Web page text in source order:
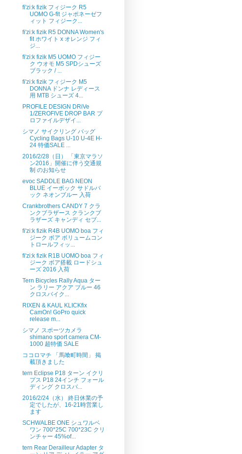
fi'zi:k fizik フィジーク R5
UOMO G-fit ジャポネーゼフ
ィット フィジーク...
fi'zi:k fizik R5 DONNA Women's
fit ホワイト x オレンジ フィ
ジ...
fi'zi:k fizik M5 UOMO フィジー
ク ウオモ M5 SPDシューズ
ブラック / ...
fi'zi:k fizik フィジーク M5
DONNA ドンナ レディース
用 MTB シューズ 4...
PROFILE DESIGN DRiVe
1/ZEROFIVE DROP BAR プ
ロファイルデザイ...
シマノ サイクリング バッグ
Cycling Bags U-10 U-4E H-
24 特価SALE ...
2016/2/28（日） 「東京マラソ
ン2016」開催に伴う交通規
制 のお知らせ
evoc SADDLE BAG NEON
BLUE イーボック サドルバ
ック ネオンブルー 入荷
Crankbrothers CANDY 7 クラ
ンクブラザース クランクブ
ラザーズ キャンディ セブ...
fi'zi:k fizik R4B UOMO boa フィ
ジーク ボア ボリュームコン
トロールフィッ...
fi'zi:k fizik R1B UOMO boa フィ
ジーク ボア搭載 ロードシュ
ーズ 2016 入荷
Tern Bicycles Rally Aqua ター
ン ラリー アクア ブルー 46
クロスバイク...
RIXEN & KAUL KLICKfix
CamOn! GoPro quick
release m...
シマノ スポーツカメラ
shimano sport camera CM-
1000 超特価 SALE
ココロマチ 「馬喰町時間」 掲
載頂きました
tern Eclipse P18 ターン イクリ
プス P18 24インチ フォール
ディング クロスバ...
2016/2/24（水） 終日休業の予
定でしたが、16-21時営業し
ます
SCHWALBE ONE シュワルベ
ワン 700*25C 700*23C クリ
ンチャー 45%of...
tern Rear Derailleur Adapter タ